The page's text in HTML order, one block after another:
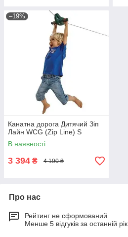
–19%
Канатна дорога Дитячий Зіп
Лайн WCG (Zip Line) S
В наявності
3 394 ₴ 4 190 ₴
Про нас
Рейтинг не сформований
Менше 5 відгуків за останній рік